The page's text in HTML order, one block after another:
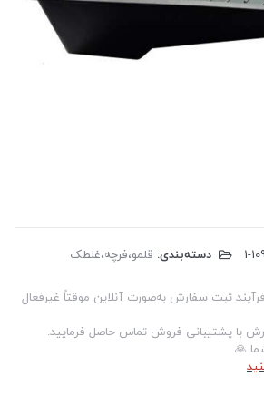
دسته‌بندی: قلمو،فرچه،غلطک
ثبت سفارش به‌صورت آنلاین موقتاً غیرفعال
با پشتیبانی فروش تماس حاصل فرمایید.
🙏